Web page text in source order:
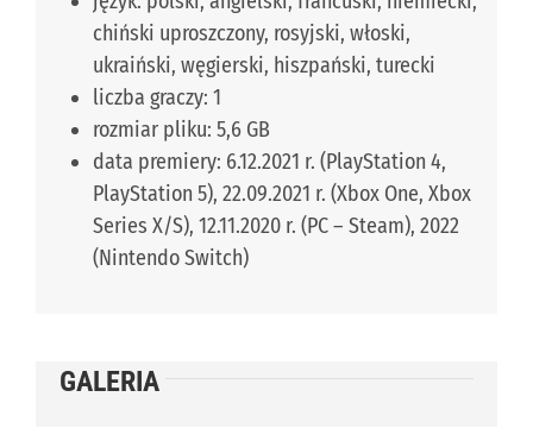
chiński uproszczony, rosyjski, włoski,
ukraiński, węgierski, hiszpański, turecki
liczba graczy: 1
rozmiar pliku: 5,6 GB
data premiery: 6.12.2021 r. (PlayStation 4,
PlayStation 5), 22.09.2021 r. (Xbox One, Xbox
Series X/S), 12.11.2020 r. (PC – Steam), 2022
(Nintendo Switch)
GALERIA